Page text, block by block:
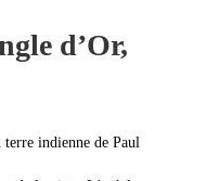
d’Or,
de Paul